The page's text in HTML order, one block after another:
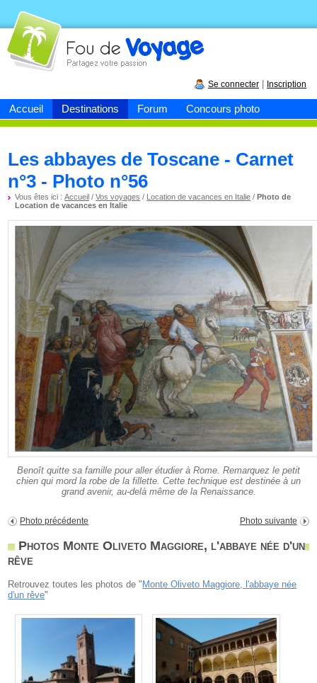
Accueil Destinations Forum Concours photo
Fou devoyage
Se connecter Inscription
Les abbayes de Toscane - Carnet
n°3 - Photo n°56
Vous êtes ici :Accueil /Vos voyages / Location de vacances en Italie /Photo de
Location de vacances en Italie
Benoît quitte sa famille pour aller étudier à Rome. Remarquez le petit
chien qui mord la robe de la fillette. Cette technique est destinée à un
grand avenir, au-delà même de la Renaissance.
Photo précédente Photo suivante
Photos Monte Oliveto Maggiore, l'abbaye née d'un
rêve
Retrouvez toutes les photos de " Monte Oliveto Maggiore, l'abbaye née
d'un rêve"